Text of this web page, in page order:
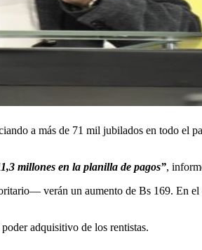
a más de 71 mil jubilados en todo el
millones en la planilla de pagos”,
verán un aumento de Bs 169. En el
adquisitivo de los rentistas.